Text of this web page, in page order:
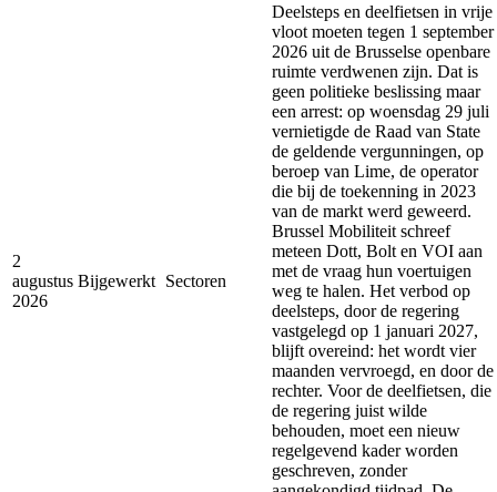
2
augustus
2026
Bijgewerkt Sectoren
Deelsteps en deelfietsen in vrije
vloot moeten tegen 1 september
2026 uit de Brusselse openbare
ruimte verdwenen zijn. Dat is
geen politieke beslissing maar
een arrest: op woensdag 29 juli
vernietigde de Raad van State
de geldende vergunningen, op
beroep van Lime, de operator
die bij de toekenning in 2023
van de markt werd geweerd.
Brussel Mobiliteit schreef
meteen Dott, Bolt en VOI aan
met de vraag hun voertuigen
weg te halen. Het verbod op
deelsteps, door de regering
vastgelegd op 1 januari 2027,
blijft overeind: het wordt vier
maanden vervroegd, en door de
rechter. Voor de deelfietsen, die
de regering juist wilde
behouden, moet een nieuw
regelgevend kader worden
geschreven, zonder